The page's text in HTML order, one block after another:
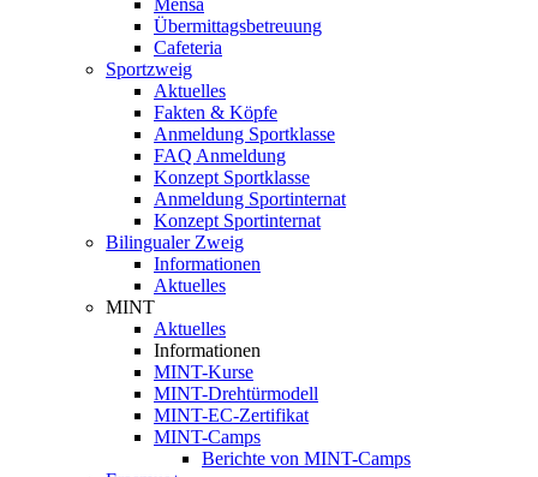
Mensa
Übermittagsbetreuung
Cafeteria
Sportzweig
Aktuelles
Fakten & Köpfe
Anmeldung Sportklasse
FAQ Anmeldung
Konzept Sportklasse
Anmeldung Sportinternat
Konzept Sportinternat
Bilingualer Zweig
Informationen
Aktuelles
MINT
Aktuelles
Informationen
MINT-Kurse
MINT-Drehtürmodell
MINT-EC-Zertifikat
MINT-Camps
Berichte von MINT-Camps